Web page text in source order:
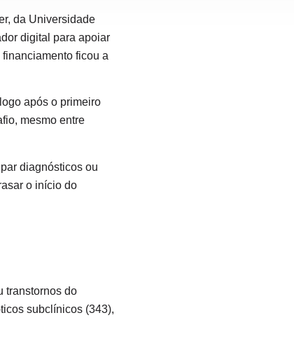
da Universidade
digital para apoiar
ficou a
após o primeiro
mesmo entre
diagnósticos ou
o início do
transtornos do
subclínicos (343),